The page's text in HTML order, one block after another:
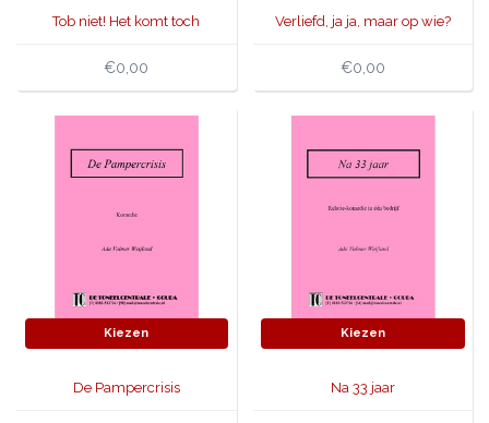
Tob niet! Het komt toch
€0,00
Verliefd, ja ja, maar op wie?
€0,00
Kiezen
De Pampercrisis
Kiezen
Na 33 jaar